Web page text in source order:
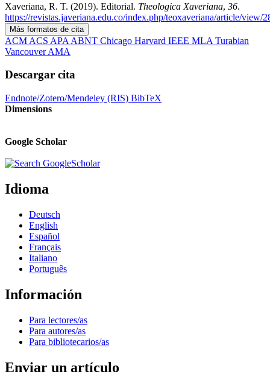
Xaveriana, R. T. (2019). Editorial. Theologica Xaveriana, 36.
https://revistas.javeriana.edu.co/index.php/teoxaveriana/article/view/
Más formatos de cita
ACM ACS APA ABNT Chicago Harvard IEEE MLA Turabian
VancouverAMA
Descargar cita
Endnote/Zotero/Mendeley (RIS) BibTeX
Dimensions
Google Scholar
Idioma
Deutsch
English
Español
Français
Italiano
Português
Información
Para lectores/as
Para autores/as
Para bibliotecarios/as
Enviar un artículo